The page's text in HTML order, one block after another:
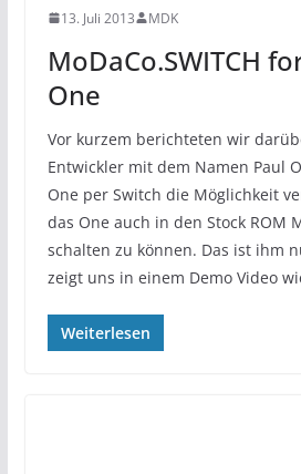
13. Juli 2013 MDK
MoDaCo.SWITCH
One
Vor kurzem berichteten wir
Entwickler mit dem Namen Paul
One per Switch die Möglichkeit
das One auch in den Stock ROM
schalten zu können. Das ist ihm
zeigt uns in einem Demo Video
Weiterlesen